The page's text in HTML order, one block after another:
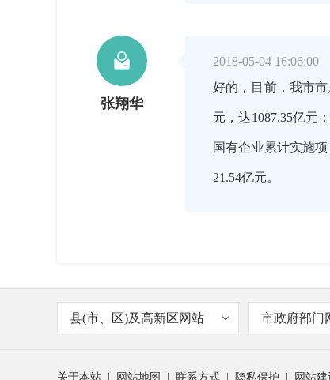

张翔华
2018-05-04 16:06:00
好的，目前，我市
元，达1087.35亿元
国有企业累计实施
21.54亿元。
张翔华
重要平台和人才集
县(市、区)及高新区网站 市政府部门
关于本站 网站地图 联系方式 隐私保护 网站建